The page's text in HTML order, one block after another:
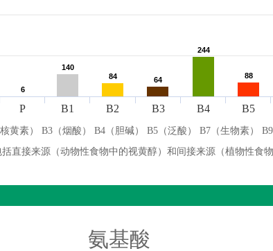
6
6
140
140
84
84 64
64
244
244
88
88
P B1 B2 B3 B4 B5
黄素） B3（烟酸） B4（胆碱） B5（泛酸） B7（生物素） B9
直接来源（动物性食物中的视黄醇）和间接来源（植物性食
氨基酸